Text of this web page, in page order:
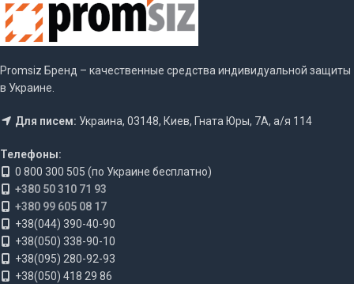
Promsiz Бренд – качественные средства индивидуальной защиты
в Украине.
Для писем: Украина, 03148, Киев, Гната Юры, 7А, а/я 114
Телефоны:
0 800 300 505 (по Украине бесплатно)
+380 50 310 71 93
+380 99 605 08 17
+38(044) 390-40-90
+38(050) 338-90-10
+38(095) 280-92-93
+38(050) 418 29 86